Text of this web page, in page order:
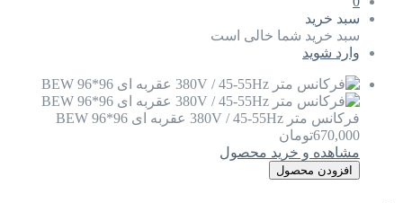
سبد خرید
سبد خرید شما خالی است
وارد شوید
فرکانس متر 380V / 45-55Hz عقربه ای 96*96 BEW
670,000تومان
مشاهده و خرید محصول
افزودن محصول